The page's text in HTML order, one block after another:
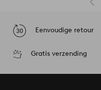
Eenvoudige retour
Gratis verzending